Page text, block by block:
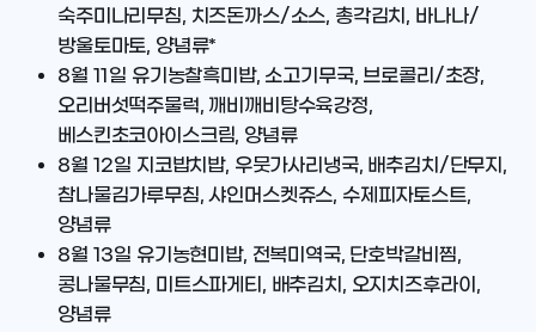
숙주미나리무침, 치즈돈까스/소스, 총각김치, 바나나/
방울토마토, 양념류*
8월 11일 유기농찰흑미밥, 소고기무국, 브로콜리/초장,
오리버섯떡주물럭, 깨비깨비탕수육강정,
베스킨초코아이스크림, 양념류
8월 12일 지코밥치밥, 우뭇가사리냉국, 배추김치/단무지,
참나물김가루무침, 샤인머스켓쥬스, 수제피자토스트,
양념류
8월 13일 유기농현미밥, 전복미역국, 단호박갈비찜,
콩나물무침, 미트스파게티, 배추김치, 오지치즈후라이,
양념류